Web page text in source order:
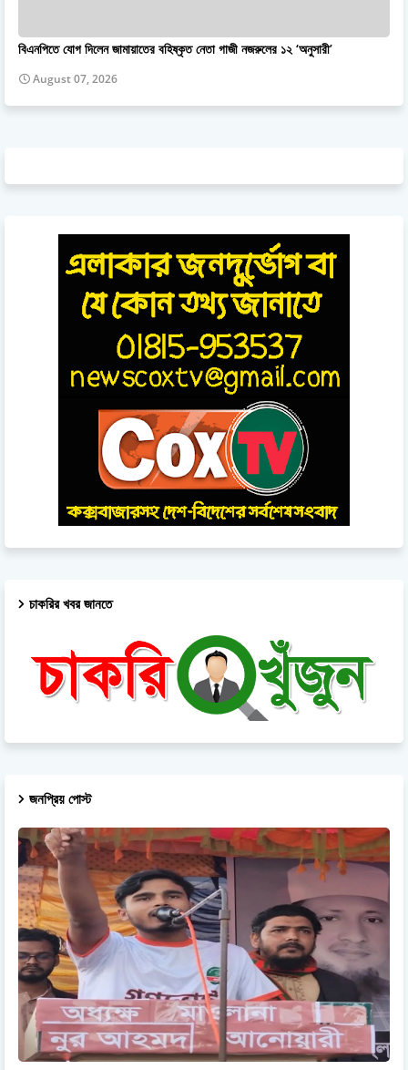
বিএনপিতে যোগ দিলেন জামায়াতের বহিষ্কৃত নেতা গাজী নজরুলের ১২ ‘অনুসারী’
August 07, 2026
চাকরির খবর জানতে
জনপ্রিয় পোস্ট